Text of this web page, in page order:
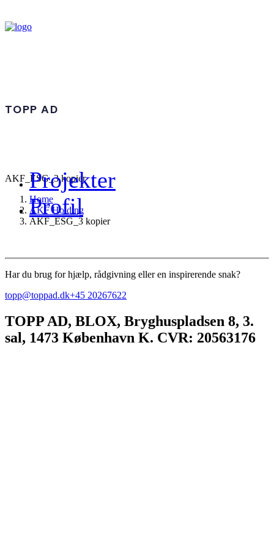
Projekter
Profil
TOPP AD
AKF_ESG_3 kopier
Home
AKF Holding
AKF_ESG_3 kopier
Har du brug for hjælp, rådgivning eller en inspirerende snak?
topp@toppad.dk+45 20267622
TOPP AD, BLOX, Bryghuspladsen 8, 3.
sal, 1473 København K. CVR: 20563176